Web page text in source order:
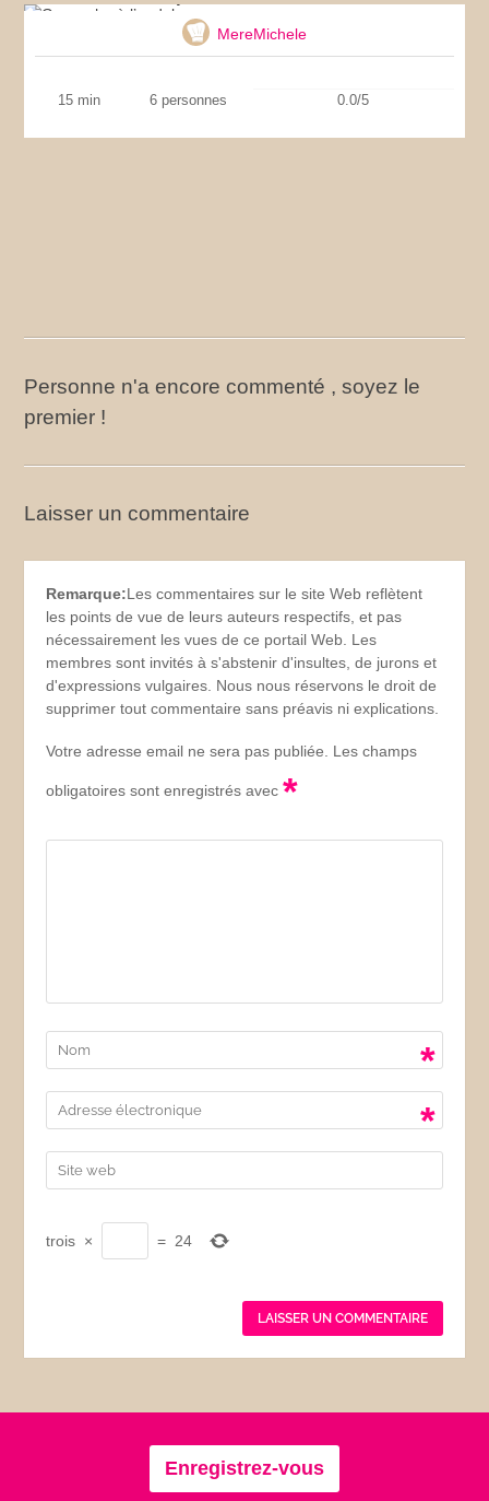
MereMichele
15 min 6 personnes 0.0/5
Personne n'a encore commenté , soyez le
premier !
Laisser un commentaire
Remarque:Les commentaires sur le site Web reflètent
les points de vue de leurs auteurs respectifs, et pas
nécessairement les vues de ce portail Web. Les
membres sont invités à s'abstenir d'insultes, de jurons et
d'expressions vulgaires. Nous nous réservons le droit de
supprimer tout commentaire sans préavis ni explications.
Votre adresse email ne sera pas publiée. Les champs
obligatoires sont enregistrés avec*
*
*
trois × = 24
Enregistrez-vous